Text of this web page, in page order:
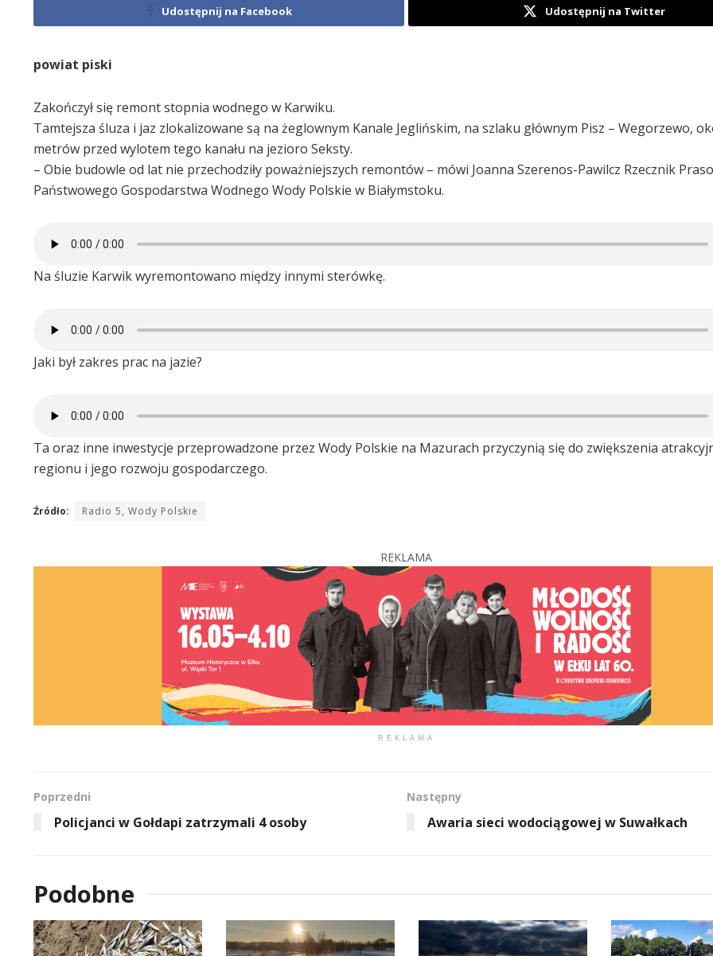
Udostępnij na Facebook Udostępnij na Twitter
powiat piski
Zakończył się remont stopnia wodnego w Karwiku.
Tamtejsza śluza i jaz zlokalizowane są na żeglownym Kanale Jeglińskim, na szlaku głównym Pisz – Wegorzewo,
metrów przed wylotem tego kanału na jezioro Seksty.
– Obie budowle od lat nie przechodziły poważniejszych remontów – mówi Joanna Szerenos-Pawilcz Rzecznik
Państwowego Gospodarstwa Wodnego Wody Polskie w Białymstoku.
Na śluzie Karwik wyremontowano między innymi sterówkę.
Jaki był zakres prac na jazie?
Ta oraz inne inwestycje przeprowadzone przez Wody Polskie na Mazurach przyczynią się do zwiększenia
regionu i jego rozwoju gospodarczego.
Źródło: Radio 5, Wody Polskie
REKLAMA
REKLAMA
Poprzedni
Policjanci w Gołdapi zatrzymali 4 osoby
Następny
Awaria sieci wodociągowej w Suwałkach
Podobne